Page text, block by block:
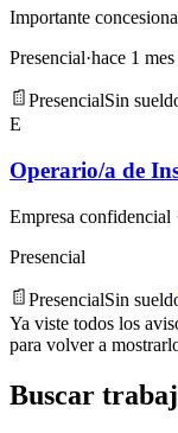
Importante
Presencial·hace 1 mes
PresencialSin
E
Operario/a de
Empresa confidencial
Presencial
PresencialSin
Ya viste todos los
para volver a
Buscar